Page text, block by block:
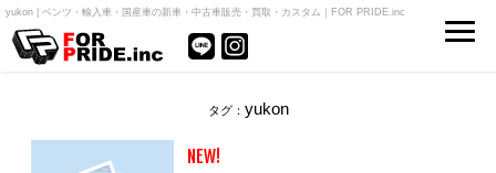
yukon | ベンツ・輸入車・国産車の新車・中古車販売・買取・カスタム｜FOR PRIDE.inc
タグ： yukon
NEW!